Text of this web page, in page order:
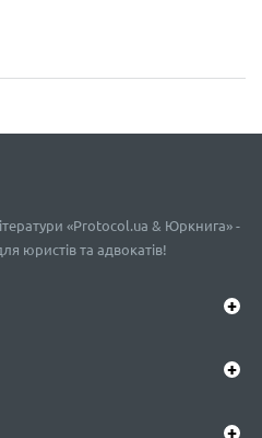
«Protocol.ua & Юркнига» -
юристів та адвокатів!